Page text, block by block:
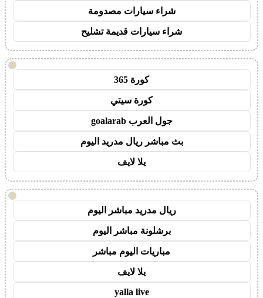
شراء سيارات مصدومة
شراء سيارات قديمة تشليح
!
كورة 365
كورة سيتي
جول العرب goalarab
بث مباشر ريال مدريد اليوم
يلا لايف
!
ريال مدريد مباشر اليوم
برشلونة مباشر اليوم
مباريات اليوم مباشر
يلا لايف
yalla live